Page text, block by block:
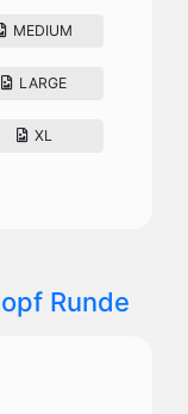
MEDIUM
LARGE
XL
Runde